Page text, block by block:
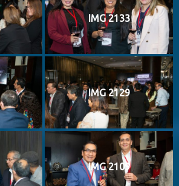
IMG 2133
IMG 2129
IMG 2109